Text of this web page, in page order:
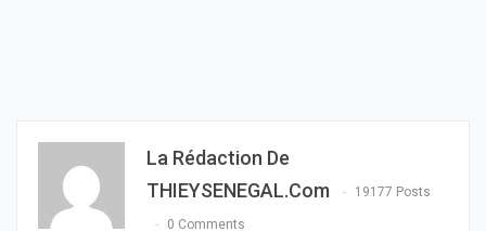
La Rédaction De
THIEYSENEGAL.com
19177 Posts
0 Comments